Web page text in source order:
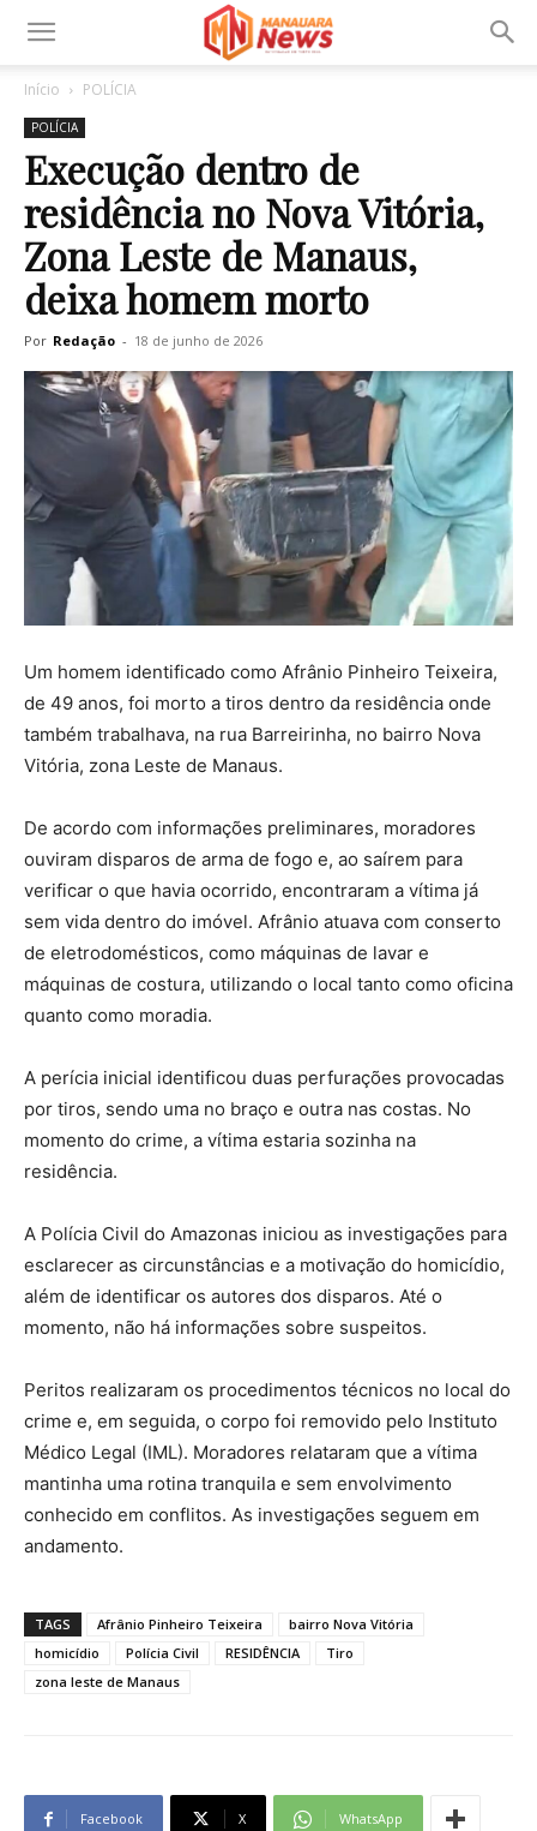
Início POLÍCIA
POLÍCIA
Execução dentro de
residência no Nova Vitória,
Zona Leste de Manaus,
deixa homem morto
Por Redação - 18 de junho de 2026
Um homem identificado como Afrânio Pinheiro Teixeira,
de 49 anos, foi morto a tiros dentro da residência onde
também trabalhava, na rua Barreirinha, no bairro Nova
Vitória, zona Leste de Manaus.
De acordo com informações preliminares, moradores
ouviram disparos de arma de fogo e, ao saírem para
verificar o que havia ocorrido, encontraram a vítima já
sem vida dentro do imóvel. Afrânio atuava com conserto
de eletrodomésticos, como máquinas de lavar e
máquinas de costura, utilizando o local tanto como oficina
quanto como moradia.
A perícia inicial identificou duas perfurações provocadas
por tiros, sendo uma no braço e outra nas costas. No
momento do crime, a vítima estaria sozinha na
residência.
A Polícia Civil do Amazonas iniciou as investigações para
esclarecer as circunstâncias e a motivação do homicídio,
além de identificar os autores dos disparos. Até o
momento, não há informações sobre suspeitos.
Peritos realizaram os procedimentos técnicos no local do
crime e, em seguida, o corpo foi removido pelo Instituto
Médico Legal (IML). Moradores relataram que a vítima
mantinha uma rotina tranquila e sem envolvimento
conhecido em conflitos. As investigações seguem em
andamento.
TAGS Afrânio Pinheiro Teixeira
bairro Nova Vitória
homicídio
Polícia Civil RESIDÊNCIA
Tiro
zona leste de Manaus
Facebook X WhatsApp